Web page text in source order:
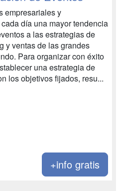
empresariales y
día una mayor tendencia
a las estrategias de
y ventas de las grandes
Para organizar con éxito
una estrategia de
los objetivos fijados, resu...
+info gratis